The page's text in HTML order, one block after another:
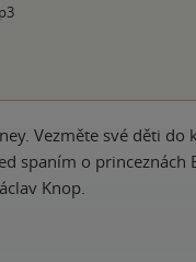
Vezměte své děti
spaním o
Knop.